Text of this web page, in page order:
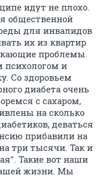
идут не плохо.
общественной
для инвалидов
их из квартир
проблемы.
психологом и
Со здоровьем
диабета очень
с сахаром,
на сколько
деваться
прибавили на
три тысячи. Так и
Такие вот наши
жизни. Мы